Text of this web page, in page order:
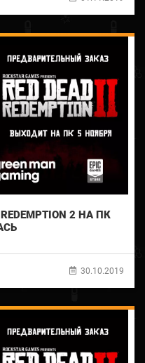
2 НА ПК
30.10.2019